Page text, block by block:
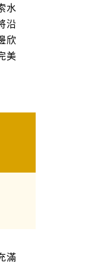
水
沿
欣
美
滿